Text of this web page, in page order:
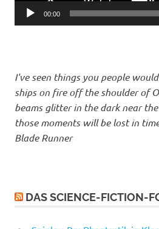
00:00
I've seen things you people
ships on fire off the shoulder of
beams glitter in the dark near
those moments will be lost in
Blade Runner
DAS SCIENCE-FICTION-